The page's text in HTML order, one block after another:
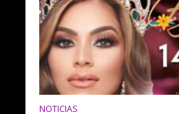
NOTICIAS